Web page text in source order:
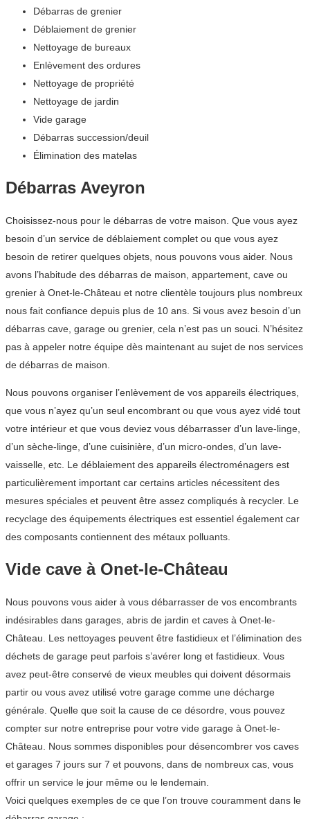
Débarras de grenier
Déblaiement de grenier
Nettoyage de bureaux
Enlèvement des ordures
Nettoyage de propriété
Nettoyage de jardin
Vide garage
Débarras succession/deuil
Élimination des matelas
Débarras Aveyron
Choisissez-nous pour le débarras de votre maison. Que vous ayez
besoin d’un service de déblaiement complet ou que vous ayez
besoin de retirer quelques objets, nous pouvons vous aider. Nous
avons l’habitude des débarras de maison, appartement, cave ou
grenier à Onet-le-Château et notre clientèle toujours plus nombreux
nous fait confiance depuis plus de 10 ans. Si vous avez besoin d’un
débarras cave, garage ou grenier, cela n’est pas un souci. N’hésitez
pas à appeler notre équipe dès maintenant au sujet de nos services
de débarras de maison.
Nous pouvons organiser l’enlèvement de vos appareils électriques,
que vous n’ayez qu’un seul encombrant ou que vous ayez vidé tout
votre intérieur et que vous deviez vous débarrasser d’un lave-linge,
d’un sèche-linge, d’une cuisinière, d’un micro-ondes, d’un lave-
vaisselle, etc. Le déblaiement des appareils électroménagers est
particulièrement important car certains articles nécessitent des
mesures spéciales et peuvent être assez compliqués à recycler. Le
recyclage des équipements électriques est essentiel également car
des composants contiennent des métaux polluants.
Vide cave à Onet-le-Château
Nous pouvons vous aider à vous débarrasser de vos encombrants
indésirables dans garages, abris de jardin et caves à Onet-le-
Château. Les nettoyages peuvent être fastidieux et l’élimination des
déchets de garage peut parfois s’avérer long et fastidieux. Vous
avez peut-être conservé de vieux meubles qui doivent désormais
partir ou vous avez utilisé votre garage comme une décharge
générale. Quelle que soit la cause de ce désordre, vous pouvez
compter sur notre entreprise pour votre vide garage à Onet-le-
Château. Nous sommes disponibles pour désencombrer vos caves
et garages 7 jours sur 7 et pouvons, dans de nombreux cas, vous
offrir un service le jour même ou le lendemain.
Voici quelques exemples de ce que l’on trouve couramment dans le